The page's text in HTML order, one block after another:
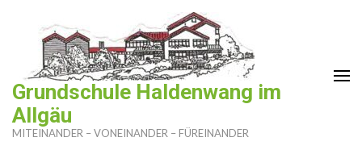
springen
(Enter
drücken)
Grundschule Haldenwang im
Allgäu
MITEINANDER – VONEINANDER – FÜREINANDER